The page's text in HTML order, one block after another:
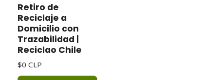
Retiro de
Reciclaje a
Domicilio con
Trazabilidad |
Reciclao Chile
$0 CLP